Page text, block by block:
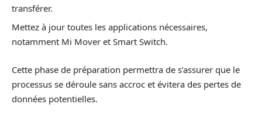
transférer.
Mettez à jour toutes les applications nécessaires,
notamment Mi Mover et Smart Switch.
Cette phase de préparation permettra de s’assurer que le
processus se déroule sans accroc et évitera des pertes de
données potentielles.